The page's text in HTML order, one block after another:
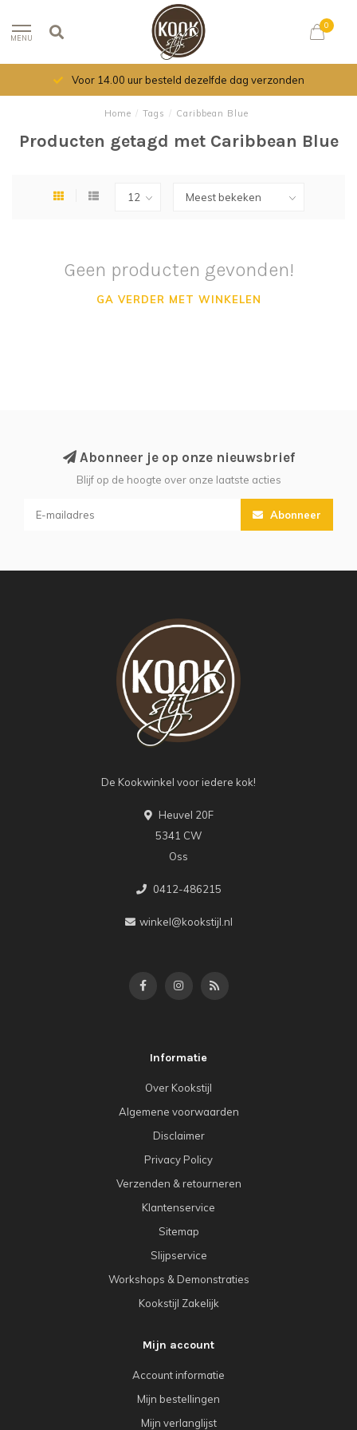
MENU
0
Voor 14.00 uur besteld dezelfde dag verzonden
Home / Tags / Caribbean Blue
Producten getagd met Caribbean Blue
Geen producten gevonden!
GA VERDER MET WINKELEN
Abonneer je op onze nieuwsbrief
Blijf op de hoogte over onze laatste acties
Abonneer
De Kookwinkel voor iedere kok!
Heuvel 20F
5341 CW
Oss
0412-486215
winkel@kookstijl.nl
Informatie
Over Kookstijl
Algemene voorwaarden
Disclaimer
Privacy Policy
Verzenden & retourneren
Klantenservice
Sitemap
Slijpservice
Workshops & Demonstraties
Kookstijl Zakelijk
Mijn account
Account informatie
Mijn bestellingen
Mijn verlanglijst